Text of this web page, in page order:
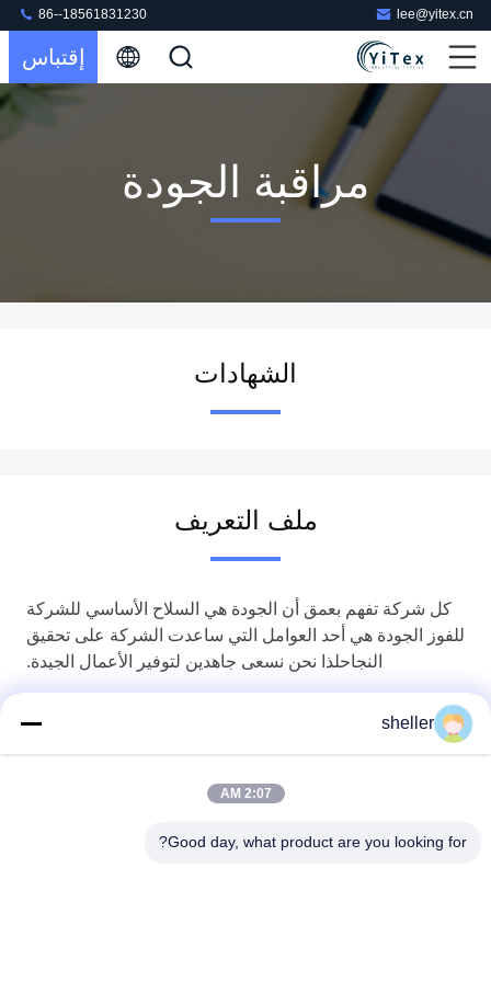
lee@yitex.cn
86--18561831230
إقتباس
مراقبة الجودة
الشهادات
ملف التعريف
كل شركة تفهم بعمق أن الجودة هي السلاح الأساسي للشركة
للفوز الجودة هي أحد العوامل التي ساعدت الشركة على تحقيق
النجاحلذا نحن نسعى جاهدين لتوفير الأعمال الجيدة.
لدينا قسم خاص لمراقبة الجودة، يختبر كل جهاز واحد، من
الجهد إلى التشغيل، سيعمل عمالنا على التفتيش بدقة من أجل
sheller
2:07 AM
Good day, what product are you looking for?